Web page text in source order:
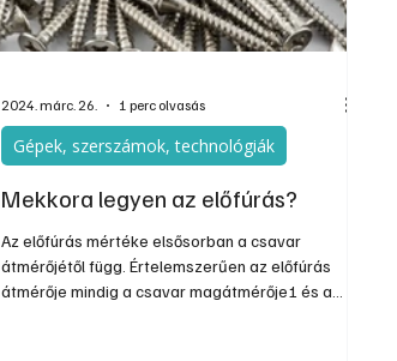
Mekkora legyen az előfúrás?
Az előfúrás mértéke elsősorban a csavar
átmérőjétől függ. Értelemszerűen az előfúrás
átmérője mindig a csavar magátmérője1 és a
Gépek, szerszámok, technológiák
2024. márc. 26. 1 perc olvasás